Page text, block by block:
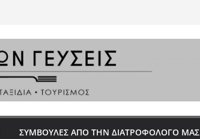
ΣΥΜΒΟΥΛΕΣ ΑΠΟ ΤΗΝ ΔΙΑΤΡΟΦΟΛΟΓΟ ΜΑΣ